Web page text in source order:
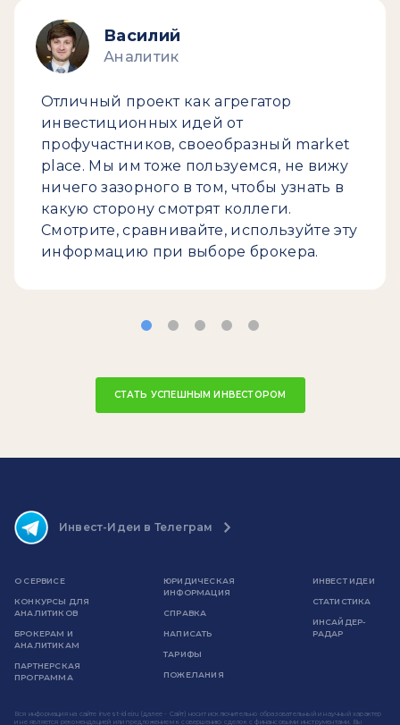
Василий
Аналитик
Отличный проект как агрегатор
инвестиционных идей от
профучастников, своеобразный market
place. Мы им тоже пользуемся, не вижу
ничего зазорного в том, чтобы узнать в
какую сторону смотрят коллеги.
Смотрите, сравнивайте, используйте эту
информацию при выборе брокера.
СТАТЬ УСПЕШНЫМ ИНВЕСТОРОМ
Инвест-Идеи в Телеграм
О СЕРВИСЕ
КОНКУРСЫ ДЛЯ
АНАЛИТИКОВ
БРОКЕРАМ И
АНАЛИТИКАМ
ПАРТНЕРСКАЯ
ПРОГРАММА
ЮРИДИЧЕСКАЯ
ИНФОРМАЦИЯ
СПРАВКА
НАПИСАТЬ
ТАРИФЫ
ПОЖЕЛАНИЯ
ИНВЕСТ ИДЕИ
СТАТИСТИКА
ИНСАЙДЕР-
РАДАР
Вся информация на сайте invest-idei.ru (далее - Сайт) носит исключительно образовательный и научный характер
и не является рекомендацией или предложением к совершению сделок с финансовыми инструментами. Вы